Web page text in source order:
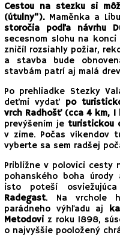
Cestou na stezku si
(útulny”). Maměnka a
storočia podľa návrhu
secesnom slohu na konci
zničil rozsiahly požiar,
a stavba bude
stavbám patrí aj malá
Po prehliadke Stezky
deťmi vydať po
vrch Radhošť (cca 4 km, 1
prevýšením je turistickou
v zime. Počas víkendov
vyberte sa sem radšej
Približne v polovici cesty
pohanského boha
isto poteší
Radegast. Na vrchole
parádneho výhľadu aj
Metodoviz roku 1898,
o najvyššie pooložený